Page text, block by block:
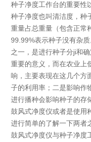
种子净度工作台的重要性
种子净度也叫清洁度，种
重量占总重量（包含正常
99.99%表示种子没有杂
之一，是进行种子分ji和
重要的意义，而在农业上
响，主要表现在这几个方
子的利用率；二是影响作
进行播种会影响种子的存
鼓风式净度仪或者是使用
进行简单的了解一下两者
鼓风式净度仪与种子净度